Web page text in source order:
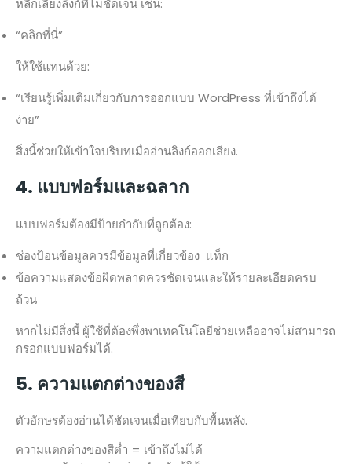
หลีกเลี่ยงลิงก์ที่ไม่ชัดเจน เช่น:
“คลิกที่นี่”
ให้ใช้แทนด้วย:
“เรียนรู้เพิ่มเติมเกี่ยวกับการออกแบบ WordPress ที่เข้าถึงได้
ง่าย”
สิ่งนี้ช่วยให้เข้าใจบริบทเมื่ออ่านลิงก์ออกเสียง.
4. แบบฟอร์มและฉลาก
แบบฟอร์มต้องมีป้ายกำกับที่ถูกต้อง:
ช่องป้อนข้อมูลควรมีข้อมูลที่เกี่ยวข้อง แท็ก
ข้อความแสดงข้อผิดพลาดควรชัดเจนและให้รายละเอียดครบ
ถ้วน
หากไม่มีสิ่งนี้ ผู้ใช้ที่ต้องพึ่งพาเทคโนโลยีช่วยเหลืออาจไม่สามารถ
กรอกแบบฟอร์มได้.
5. ความแตกต่างของสี
ตัวอักษรต้องอ่านได้ชัดเจนเมื่อเทียบกับพื้นหลัง.
ความแตกต่างของสีต่ำ = เข้าถึงไม่ได้